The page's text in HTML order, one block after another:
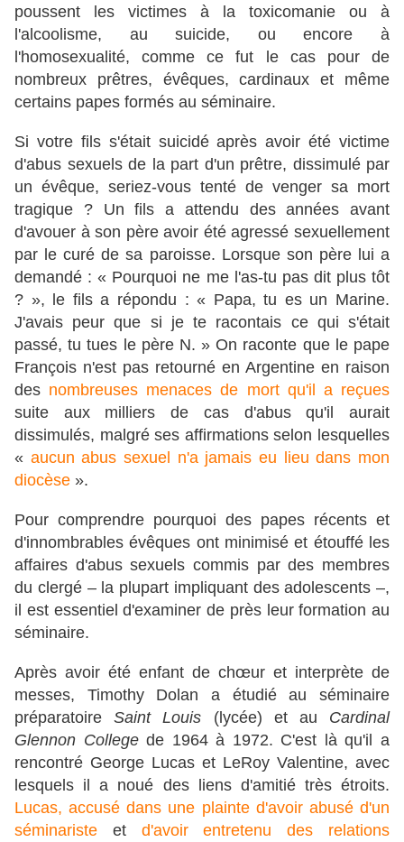
poussent les victimes à la toxicomanie ou à
l'alcoolisme, au suicide, ou encore à
l'homosexualité, comme ce fut le cas pour de
nombreux prêtres, évêques, cardinaux et même
certains papes formés au séminaire.
Si votre fils s'était suicidé après avoir été victime
d'abus sexuels de la part d'un prêtre, dissimulé par
un évêque, seriez-vous tenté de venger sa mort
tragique ? Un fils a attendu des années avant
d'avouer à son père avoir été agressé sexuellement
par le curé de sa paroisse. Lorsque son père lui a
demandé : « Pourquoi ne me l'as-tu pas dit plus tôt
? », le fils a répondu : « Papa, tu es un Marine.
J'avais peur que si je te racontais ce qui s'était
passé, tu tues le père N. » On raconte que le pape
François n'est pas retourné en Argentine en raison
des nombreuses menaces de mort qu'il a reçues
suite aux milliers de cas d'abus qu'il aurait
dissimulés, malgré ses affirmations selon lesquelles
« aucun abus sexuel n'a jamais eu lieu dans mon
diocèse ».
Pour comprendre pourquoi des papes récents et
d'innombrables évêques ont minimisé et étouffé les
affaires d'abus sexuels commis par des membres
du clergé – la plupart impliquant des adolescents –,
il est essentiel d'examiner de près leur formation au
séminaire.
Après avoir été enfant de chœur et interprète de
messes, Timothy Dolan a étudié au séminaire
préparatoireSaint Louis (lycée) et au Cardinal
Glennon Collegede 1964 à 1972. C'est là qu'il a
rencontré George Lucas et LeRoy Valentine, avec
lesquels il a noué des liens d'amitié très étroits.
Lucas, accusé dans une plainte d'avoir abusé d'un
séminariste et d'avoir entretenu des relations